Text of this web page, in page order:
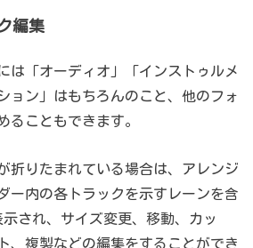
編集
は「オーディオ」「インストゥルメ
ョン」はもちろんのこと、他のフォ
ることもできます。
折りたまれている場合は、アレンジ
ー内の各トラックを示すレーンを含
され、サイズ変更、移動、カッ
、複製などの編集をすることができ